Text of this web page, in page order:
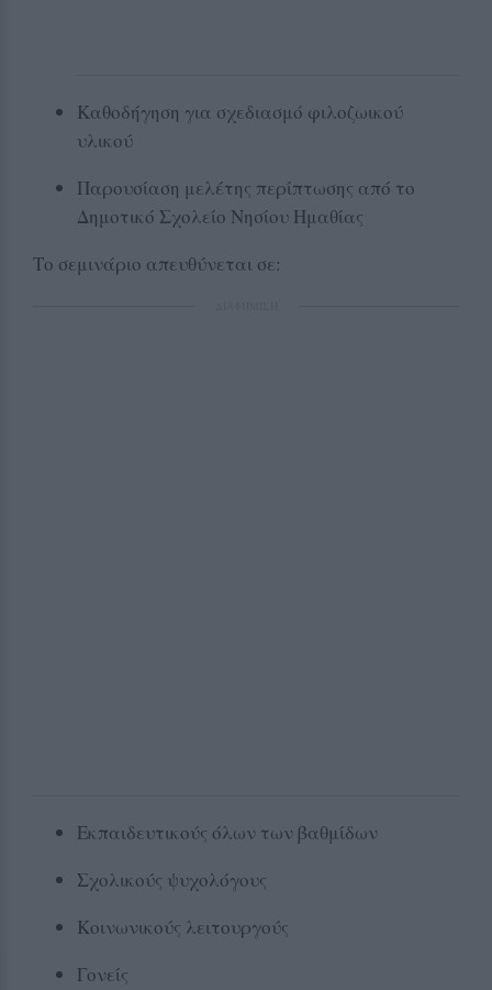
Καθοδήγηση για σχεδιασμό φιλοζωικού
υλικού
Παρουσίαση μελέτης περίπτωσης από το
Δημοτικό Σχολείο Νησίου Ημαθίας
Το σεμινάριο απευθύνεται σε:
Εκπαιδευτικούς όλων των βαθμίδων
Σχολικούς ψυχολόγους
Κοινωνικούς λειτουργούς
Γονείς